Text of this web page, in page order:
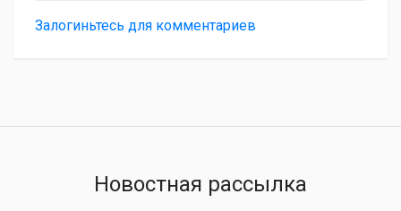
Залогиньтесь для комментариев
Новостная рассылка